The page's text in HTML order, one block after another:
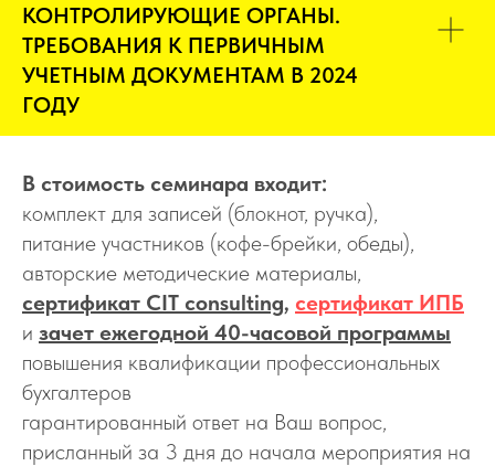
КОНТРОЛИРУЮЩИЕ ОРГАНЫ.
ТРЕБОВАНИЯ К ПЕРВИЧНЫМ
УЧЕТНЫМ ДОКУМЕНТАМ В 2024
ГОДУ
В стоимость семинара входит:
комплект для записей (блокнот, ручка),
питание участников (кофе-брейки, обеды),
авторские методические материалы,
сертификат CIT consulting, сертификат ИПБ
и зачет ежегодной 40-часовой программы
повышения квалификации профессиональных
бухгалтеров
гарантированный ответ на Ваш вопрос,
присланный за 3 дня до начала мероприятия на